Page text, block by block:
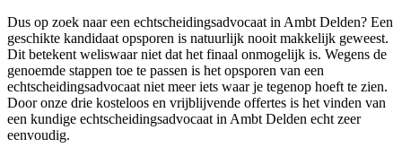
Dus op zoek naar een echtscheidingsadvocaat in Ambt Delden? Een
geschikte kandidaat opsporen is natuurlijk nooit makkelijk geweest.
Dit betekent weliswaar niet dat het finaal onmogelijk is. Wegens de
genoemde stappen toe te passen is het opsporen van een
echtscheidingsadvocaat niet meer iets waar je tegenop hoeft te zien.
Door onze drie kosteloos en vrijblijvende offertes is het vinden van
een kundige echtscheidingsadvocaat in Ambt Delden echt zeer
eenvoudig.